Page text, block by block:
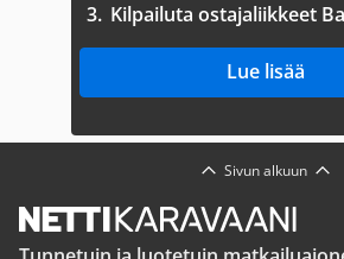
3. Kilpailuta ostajaliikkeet
Lue lisää
Sivun alkuun